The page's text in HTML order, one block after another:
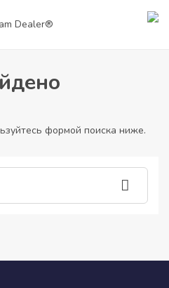
petitephillipp154
формой поиска ниже.